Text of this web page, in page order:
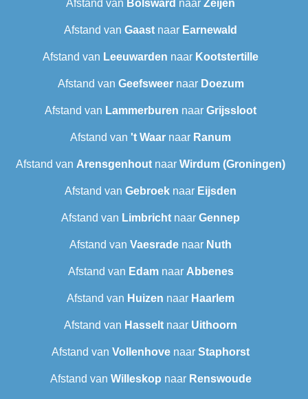
Afstand van Bolsward‎ naar Zeijen
Afstand van Gaast naar Earnewald
Afstand van Leeuwarden naar Kootstertille
Afstand van Geefsweernaar Doezum
Afstand van Lammerburen naar Grijssloot
Afstand van 't Waar naar Ranum
Afstand van Arensgenhout naar Wirdum (Groningen)
Afstand van Gebroek naar Eijsden
Afstand van Limbricht naar Gennep
Afstand van Vaesrade naar Nuth
Afstand van Edamnaar Abbenes
Afstand van Huizen naar Haarlem
Afstand van Hasselt naar Uithoorn
Afstand van Vollenhove naar Staphorst
Afstand van Willeskop naar Renswoude